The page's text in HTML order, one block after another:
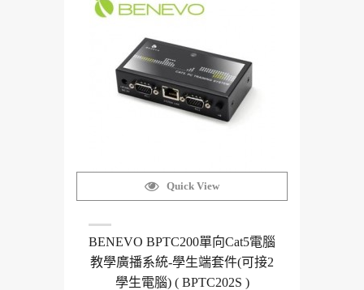
Quick View
BENEVO BPTC200單向Cat5電腦
教學廣播系統-學生端套件(可接2
學生電腦) ( BPTC202S )